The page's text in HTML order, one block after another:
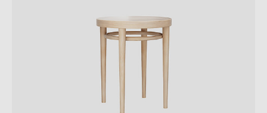
GASTRO & HOTEL
ALLE PRODUKTE